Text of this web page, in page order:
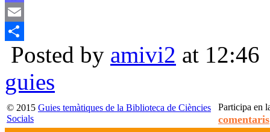
Mastodon
Email
Compartir
Posted by amivi2 at 12:46
guies
© 2015 Guies temàtiques de la Biblioteca de Ciències
Socials
Participa en
comentaris